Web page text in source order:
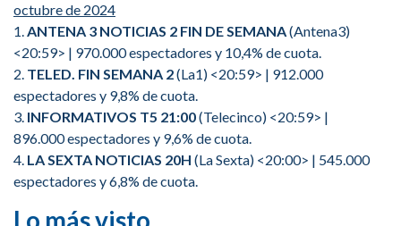
octubre de 2024
1.ANTENA 3 NOTICIAS 2 FIN DE SEMANA(Antena3)
<20:59> | 970.000 espectadores y 10,4% de cuota.
2. TELED. FIN SEMANA 2(La1) <20:59> | 912.000
espectadores y 9,8% de cuota.
3. INFORMATIVOS T5 21:00(Telecinco) <20:59> |
896.000 espectadores y 9,6% de cuota.
4. LA SEXTA NOTICIAS 20H (La Sexta) <20:00> | 545.000
espectadores y 6,8% de cuota.
Lo más visto…